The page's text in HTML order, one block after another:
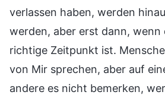
verlassen haben, werden
werden, aber erst dann, wenn
richtige Zeitpunkt ist.
von Mir sprechen, aber auf
andere es nicht bemerken,